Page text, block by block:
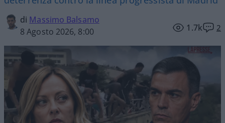
di Massimo Balsamo
8 Agosto 2026, 8:00
1.7k 2